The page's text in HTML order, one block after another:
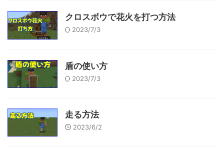
クロスボウで花火を打つ方法
2023/7/3
盾の使い方
2023/7/3
走る方法
2023/6/2